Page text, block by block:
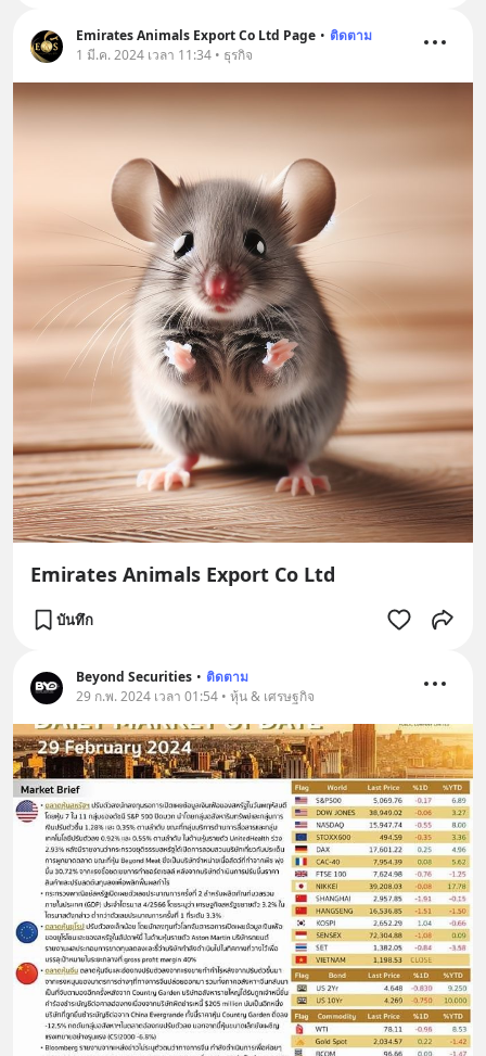
Emirates Animals Export Co Ltd Page • ติดตาม
1 มี.ค. 2024 เวลา 11:34 • ธุรกิจ
Emirates Animals Export Co Ltd
บันทึก
Beyond Securities • ติดตาม
29 ก.พ. 2024 เวลา 01:54 • หุ้น & เศรษฐกิจ